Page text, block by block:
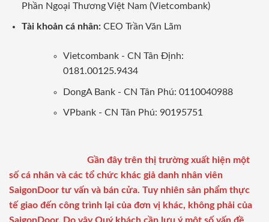
Phần Ngoại Thương Việt Nam (Vietcombank)
Tài khoản cá nhân: CEO Trần Văn Lãm
Vietcombank - CN Tân Định:
0181.00125.9434
DongA Bank - CN Tân Phú: 0110040988
VPbank - CN Tân Phú: 90195751
Gần đây trên thị trường xuất hiện một
số cá nhân và các tổ chức khác giả danh nhân viên
SaigonDoor tư vấn và bán cửa. Tuy nhiên sản phẩm thực
tế giao đến công trình lại của đơn vị khác, không phải của